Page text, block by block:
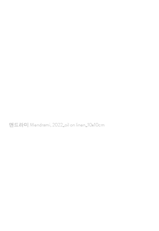
맨드라미 Mendrami, 2022_oil on linen_10x10cm